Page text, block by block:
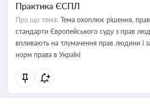
Практика ЄСПЛ
Про що тема: Тема охоплює рішення,
стандарти Європейського суду з прав
впливають на тлумачення прав людини і
норм права в Україні